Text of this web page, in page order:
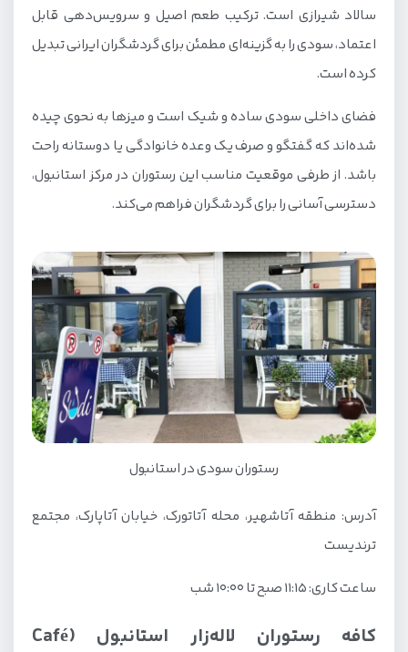
سالاد شیرازی است. ترکیب طعم اصیل و سرویس‌دهی قابل
اعتماد، سودی را به گزینه‌ای مطمئن برای گردشگران ایرانی تبدیل
کرده است.
فضای داخلی سودی ساده و شیک است و میزها به نحوی چیده
شده‌اند که گفتگو و صرف یک وعده خانوادگی یا دوستانه راحت
باشد. از طرفی موقعیت مناسب این رستوران در مرکز استانبول،
دسترسی آسانی را برای گردشگران فراهم می‌کند.
رستوران سودی در استانبول
آدرس: منطقه آتاشهیر، محله آتاتورک، خیابان آتاپارک، مجتمع
ترندیست
ساعت کاری: ۱۱:۱۵ صبح تا ۱۰:۰۰ شب
کافه رستوران لاله‌زار استانبول (Café